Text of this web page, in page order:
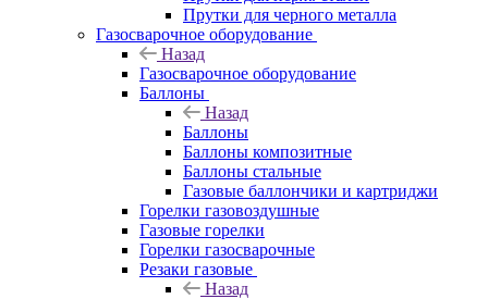
Прутки для черного металла
Газосварочное оборудование
Назад
Газосварочное оборудование
Баллоны
Назад
Баллоны
Баллоны композитные
Баллоны стальные
Газовые баллончики и картриджи
Горелки газовоздушные
Газовые горелки
Горелки газосварочные
Резаки газовые
Назад